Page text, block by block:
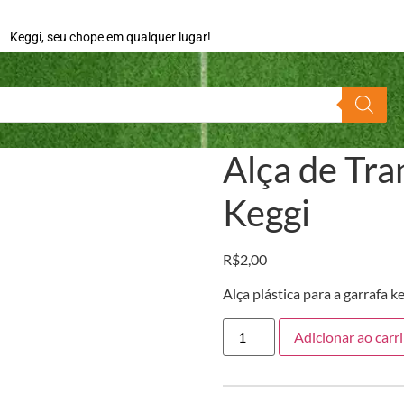
Keggi, seu chope em qualquer lugar!
Alça de
Keggi
R$2,00
Alça plástica para a garrafa
Adicionar ao